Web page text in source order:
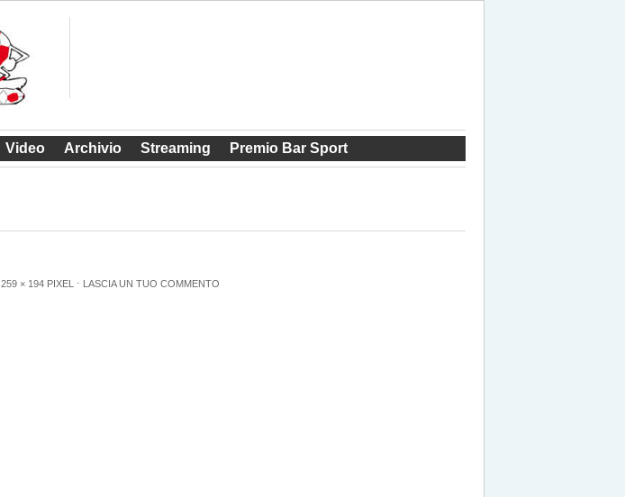
Video Archivio Streaming Premio Bar Sport
259 × 194 PIXEL ⋅ LASCIA UN TUO COMMENTO